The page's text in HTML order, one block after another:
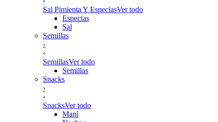
Sal Pimienta Y EspeciasVer todo
Especias
Sal
Semillas
›
‹
SemillasVer todo
Semillas
Snacks
›
‹
SnacksVer todo
Maní